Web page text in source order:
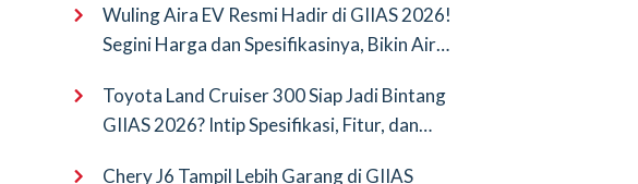
Wuling Aira EV Resmi Hadir di GIIAS 2026!
Segini Harga dan Spesifikasinya, Bikin Air
Toyota Land Cruiser 300 Siap Jadi Bintang
GIIAS 2026? Intip Spesifikasi, Fitur, dan
Chery J6 Tampil Lebih Garang di GIIAS